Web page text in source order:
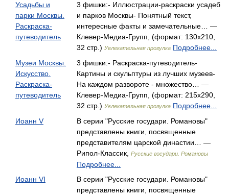
Усадьбы и
парки Москвы.
Раскраска-
путеводитель
3 фишки:- Иллюстрации-раскраски усадеб
и парков Москвы- Понятный текст,
интересные факты и замечательные… —
Клевер-Медиа-Групп, (формат: 130x210,
32 стр.) Увлекательная прогулка Подробнее...
Музеи Москвы.
Искусство.
Раскраска-
путеводитель
3 фишки:- Раскраска-путеводитель-
Картины и скульптуры из лучших музеев-
На каждом развороте - множество… —
Клевер-Медиа-Групп, (формат: 215x290,
32 стр.) Увлекательная прогулка Подробнее...
Иоанн V
В серии "Русские государи. Романовы"
представлены книги, посвященные
представителям царской династии… —
Рипол-Классик,
Русские государи. Романовы
Подробнее...
Иоанн VI
В серии "Русские государи. Романовы"
представлены книги, посвященные